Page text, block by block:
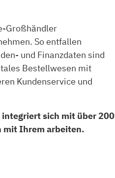
Großhändler
So entfallen
und Finanzdaten sind
Bestellwesen mit
Kundenservice und
integriert sich mit über 200
mit Ihrem arbeiten.